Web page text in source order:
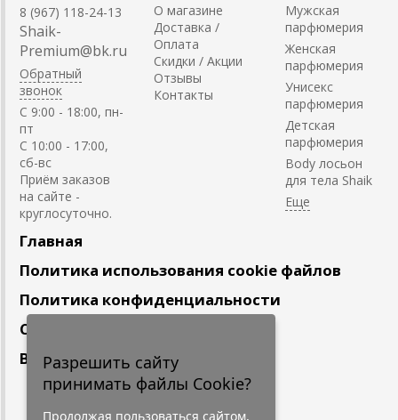
8 (967) 118-24-13
Shaik-
Premium@bk.ru
Обратный
звонок
C 9:00 - 18:00, пн-
пт
С 10:00 - 17:00,
сб-вс
Приём заказов
на сайте -
круглосуточно.
О магазине
Доставка /
Оплата
Скидки / Акции
Отзывы
Контакты
Мужская
парфюмерия
Женская
парфюмерия
Унисекс
парфюмерия
Детская
парфюмерия
Body лосьон
для тела Shaik
Главная
Политика использования cookie файлов
Политика конфиденциальности
Сотрудничество
Вакансии
Подпишитесь
Разрешить сайту
принимать файлы Cookie?
Продолжая пользоваться сайтом,